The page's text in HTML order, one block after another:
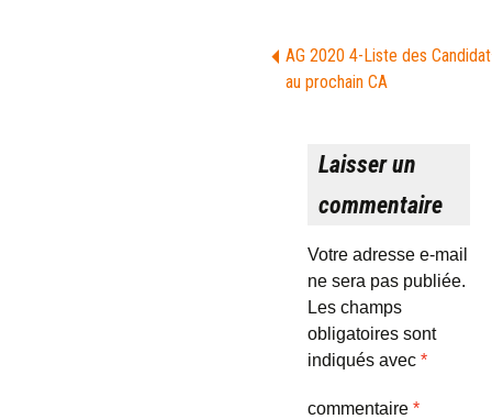
AG 2020 4-Liste des
au prochain CA
Laisser un
commentaire
Votre adresse e-mail
ne sera pas publiée.
Les champs
obligatoires sont
indiqués avec *
commentaire *